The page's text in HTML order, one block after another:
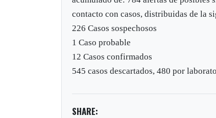
contacto con casos, distribuidas de la
226 Casos sospechosos
1 Caso probable
12 Casos confirmados
545 casos descartados, 480 por
SHARE: